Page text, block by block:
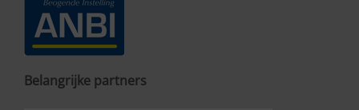
Belangrijke partners